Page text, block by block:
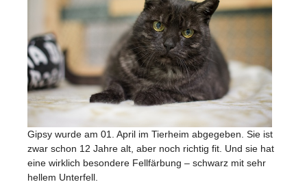
Gipsy wurde am 01. April im Tierheim abgegeben. Sie ist
zwar schon 12 Jahre alt, aber noch richtig fit. Und sie hat
eine wirklich besondere Fellfärbung – schwarz mit sehr
hellem Unterfell.